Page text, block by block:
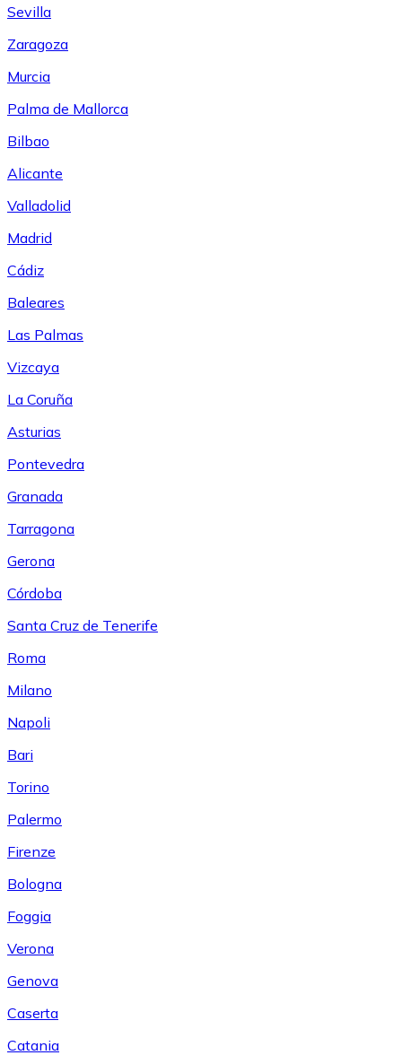
Sevilla
Zaragoza
Murcia
Palma de Mallorca
Bilbao
Alicante
Valladolid
Madrid
Cádiz
Baleares
Las Palmas
Vizcaya
La Coruña
Asturias
Pontevedra
Granada
Tarragona
Gerona
Córdoba
Santa Cruz de Tenerife
Roma
Milano
Napoli
Bari
Torino
Palermo
Firenze
Bologna
Foggia
Verona
Genova
Caserta
Catania